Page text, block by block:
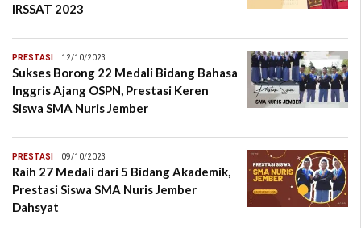
IRSSAT 2023
PRESTASI 12/10/2023
Sukses Borong 22 Medali Bidang Bahasa
Inggris Ajang OSPN, Prestasi Keren
Siswa SMA Nuris Jember
PRESTASI 09/10/2023
Raih 27 Medali dari 5 Bidang Akademik,
Prestasi Siswa SMA Nuris Jember
Dahsyat